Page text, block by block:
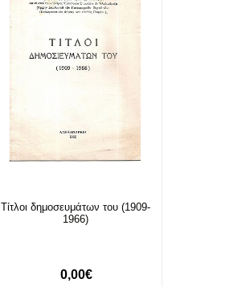
Τίτλοι δημοσευμάτων του (1909-
1966)
0,00€